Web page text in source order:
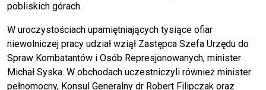
pobliskich górach.
W uroczystościach upamiętniających tysiące ofiar
niewolniczej pracy udział wziął Zastępca Szefa Urzędu do
Spraw Kombatantów i Osób Represjonowanych, minister
Michał Syska. W obchodach uczestniczyli również minister
pełnomocny, Konsul Generalny dr Robert Filipczak oraz